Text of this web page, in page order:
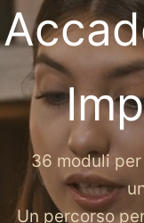
36 moduli
Un percorso